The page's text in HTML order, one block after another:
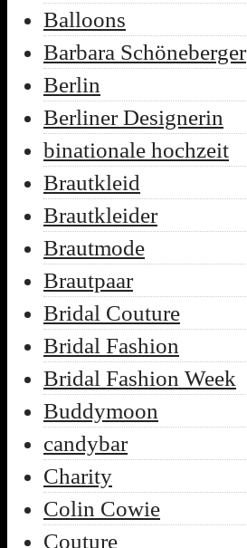
Balloons
Barbara Schöneberger
Berlin
Berliner Designerin
binationale hochzeit
Brautkleid
Brautkleider
Brautmode
Brautpaar
Bridal Couture
Bridal Fashion
Bridal Fashion Week
Buddymoon
candybar
Charity
Colin Cowie
Couture